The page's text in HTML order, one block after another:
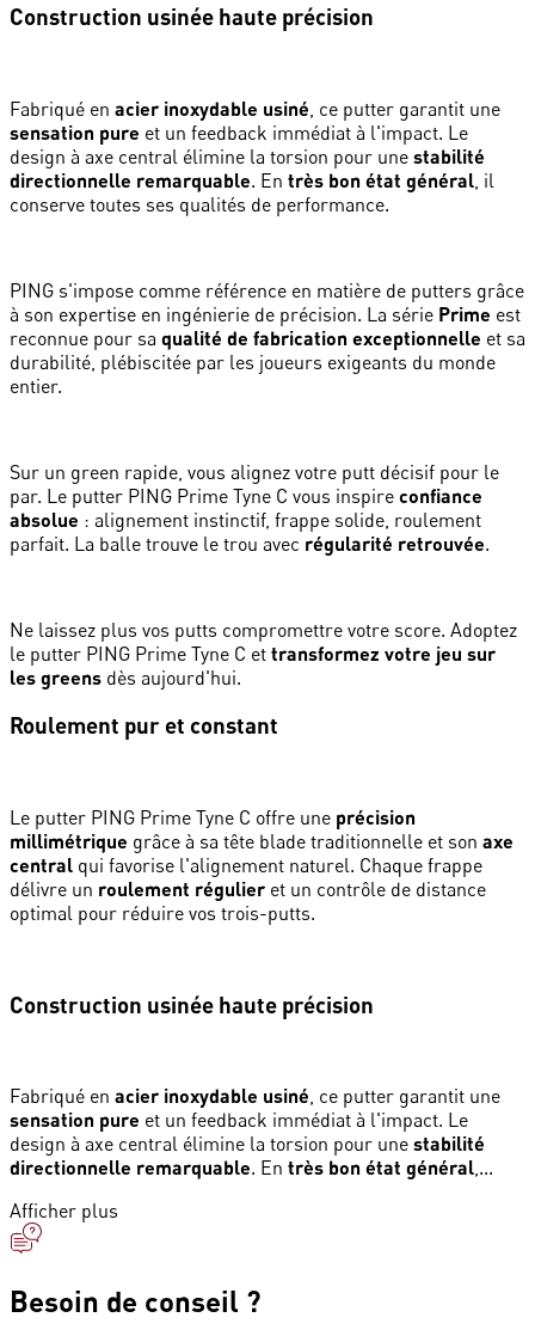
Construction usinée haute précision
Fabriqué en acier inoxydable usiné , ce putter garantit une
sensation pure et un feedback immédiat à l'impact. Le
design à axe central élimine la torsion pour une stabilité
directionnelle remarquable. En très bon état général , il
conserve toutes ses qualités de performance.
PING s'impose comme référence en matière de putters grâce
à son expertise en ingénierie de précision. La série Prime est
reconnue pour sa qualité de fabrication exceptionnelle et sa
durabilité, plébiscitée par les joueurs exigeants du monde
entier.
Sur un green rapide, vous alignez votre putt décisif pour le
par. Le putter PING Prime Tyne C vous inspire confiance
absolue : alignement instinctif, frappe solide, roulement
parfait. La balle trouve le trou avec régularité retrouvée.
Ne laissez plus vos putts compromettre votre score. Adoptez
le putter PING Prime Tyne C et transformez votre jeu sur
les greens dès aujourd'hui.
Roulement pur et constant
Le putter PING Prime Tyne C offre une précision
millimétrique grâce à sa tête blade traditionnelle et son axe
central qui favorise l'alignement naturel. Chaque frappe
délivre un roulement régulier et un contrôle de distance
optimal pour réduire vos trois-putts.
Construction usinée haute précision
Fabriqué en acier inoxydable usiné, ce putter garantit une
sensation pure et un feedback immédiat à l'impact. Le
design à axe central élimine la torsion pour une stabilité
directionnelle remarquable. En très bon état général,...
Afficher plus
Besoin de conseil ?